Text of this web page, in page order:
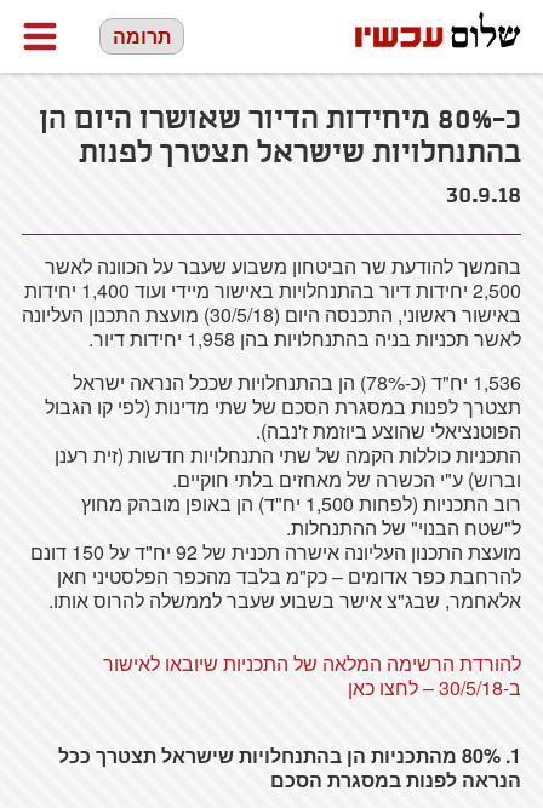
תרומה
כ-80% מיחידות הדיור שאושרו היום הן
בהתנחלויות שישראל תצטרך לפנות
30.9.18
בהמשך להודעת שר הביטחון משבוע שעבר על הכוונה לאשר
2,500 יחידות דיור בהתנחלויות באישור מיידי ועוד 1,400 יחידות
באישור ראשוני, התכנסה היום (30/5/18) מועצת התכנון העליונה
לאשר תכניות בניה בהתנחלויות בהן 1,958 יחידות דיור.
1,536 יח"ד (כ-78%) הן בהתנחלויות שככל הנראה ישראל
תצטרך לפנות במסגרת הסכם של שתי מדינות (לפי קו הגבול
הפוטנציאלי שהוצע ביוזמת ז'נבה).
התכניות כוללות הקמה של שתי התנחלויות חדשות (זית רענן
וברוש) ע"י הכשרה של מאחזים בלתי חוקיים.
רוב התכניות (לפחות 1,500 יח"ד) הן באופן מובהק מחוץ
ל"שטח הבנוי" של ההתנחלות.
מועצת התכנון העליונה אישרה תכנית של 92 יח"ד על 150 דונם
להרחבת כפר אדומים – כק"מ בלבד מהכפר הפלסטיני חאן
אלאחמר, שבג"צ אישר בשבוע שעבר לממשלה להרוס אותו.
להורדת הרשימה המלאה של התכניות שיובאו לאישור
ב-30/5/18 – לחצו כאן
1. 80% מהתכניות הן בהתנחלויות שישראל תצטרך ככל
הנראה לפנות במסגרת הסכם